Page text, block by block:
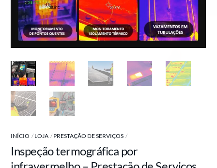
INÍCIO LOJA PRESTAÇÃO DE SERVIÇOS
Inspeção termográfica por